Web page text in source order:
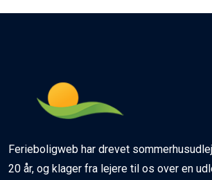
Ferieboligweb har drevet
20 år, og klager fra lejere til os over en